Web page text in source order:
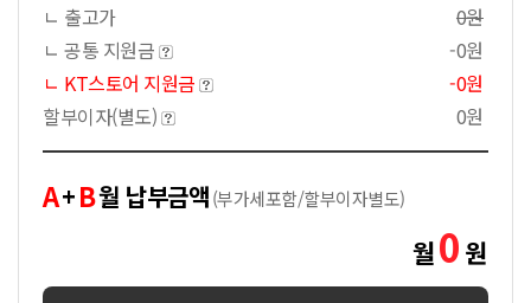
ㄴ 출고가
0원
ㄴ 공통 지원금
-0원
ㄴ KT스토어 지원금
-0원
할부이자(별도)
0원
A+B월 납부금액(부가세포함/할부이자별도)
월0 원